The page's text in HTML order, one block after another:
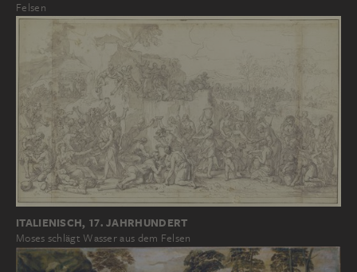
Felsen
ITALIENISCH, 17. JAHRHUNDERT
Moses schlägt Wasser aus dem Felsen